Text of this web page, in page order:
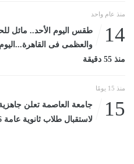
منذ عام واحد
14
طقس اليوم الأحد.. مائل
منذ 55 دقيقة
منذ 15 يومًا
15
جامعة العاصمة تعلن
لاستقبال طلاب ثانوية عامة 2026